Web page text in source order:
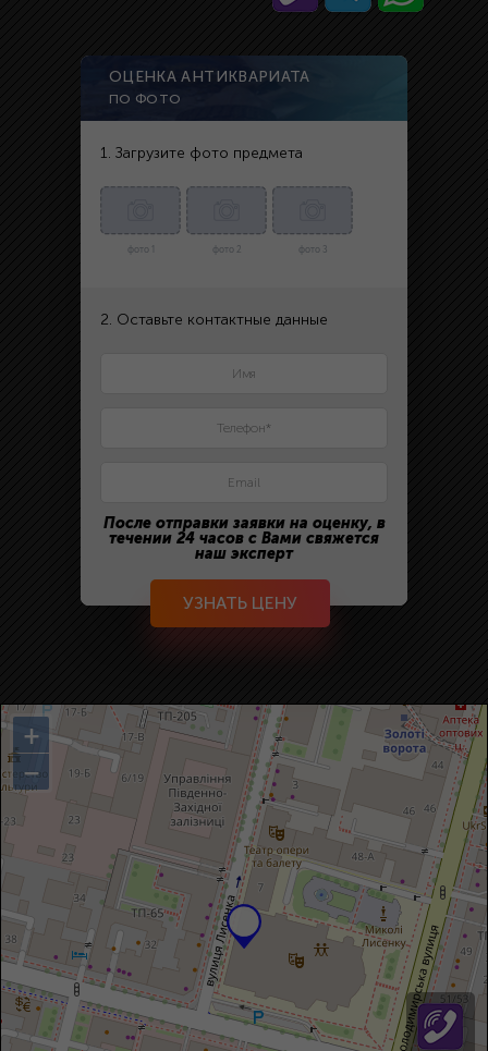
ОЦЕНКА АНТИКВАРИАТА
ПО ФОТО
1. Загрузите фото предмета
фото 1 фото 2 фото 3
2. Оставьте контактные данные
После отправки заявки на оценку, в
течении 24 часов с Вами свяжется
наш эксперт
УЗНАТЬ ЦЕНУ
+
−